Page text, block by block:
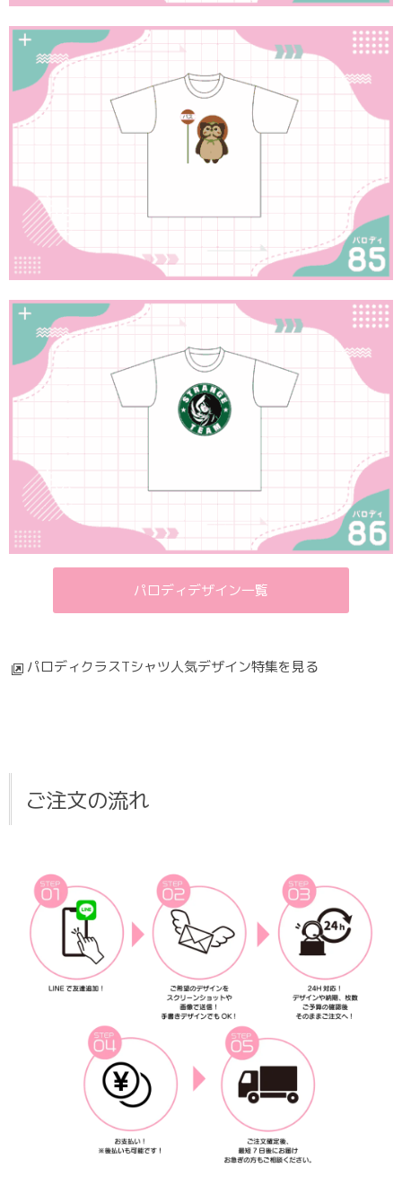
パロディデザイン一覧
パロディクラスTシャツ人気デザイン特集を見る
ご注文の流れ